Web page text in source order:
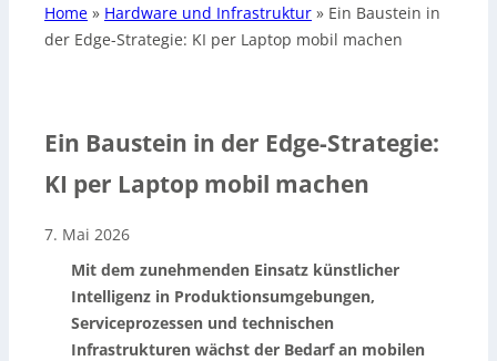
Home » Hardware und Infrastruktur » Ein Baustein in
der Edge-Strategie: KI per Laptop mobil machen
Ein Baustein in der Edge-Strategie:
KI per Laptop mobil machen
7. Mai 2026
Mit dem zunehmenden Einsatz künstlicher
Intelligenz in Produktionsumgebungen,
Serviceprozessen und technischen
Infrastrukturen wächst der Bedarf an mobilen